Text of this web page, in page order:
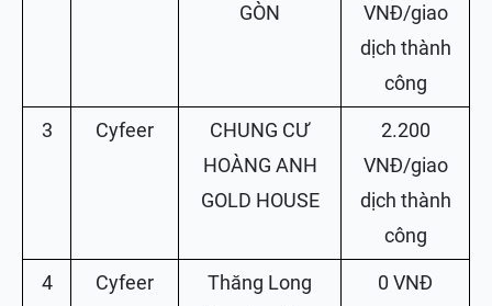
GÒN
VNĐ/giao
dịch thành
công
3 Cyfeer
CHUNG CƯ
HOÀNG ANH
GOLD HOUSE
2.200
VNĐ/giao
dịch thành
công
4 Cyfeer
Thăng Long
0 VNĐ